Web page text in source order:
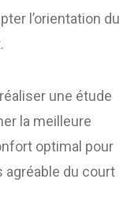
l’orientation du
une étude
la meilleure
optimal pour
agréable du court